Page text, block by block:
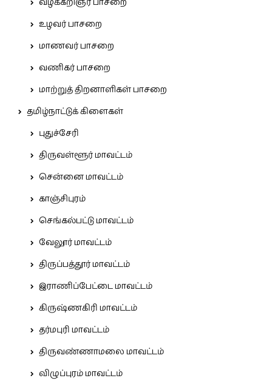
உழவர் பாசறை
மாணவர் பாசறை
வணிகர் பாசறை
மாற்றுத் திறனாளிகள் பாசறை
தமிழ்நாட்டுக் கிளைகள்
புதுச்சேரி
திருவள்ளூர் மாவட்டம்
சென்னை மாவட்டம்
காஞ்சிபுரம்
செங்கல்பட்டு மாவட்டம்
வேலூர் மாவட்டம்
திருப்பத்தூர் மாவட்டம்
இராணிப்பேட்டை மாவட்டம்
கிருஷ்ணகிரி மாவட்டம்
தர்மபுரி மாவட்டம்
திருவண்ணாமலை மாவட்டம்
விழுப்புரம் மாவட்டம்